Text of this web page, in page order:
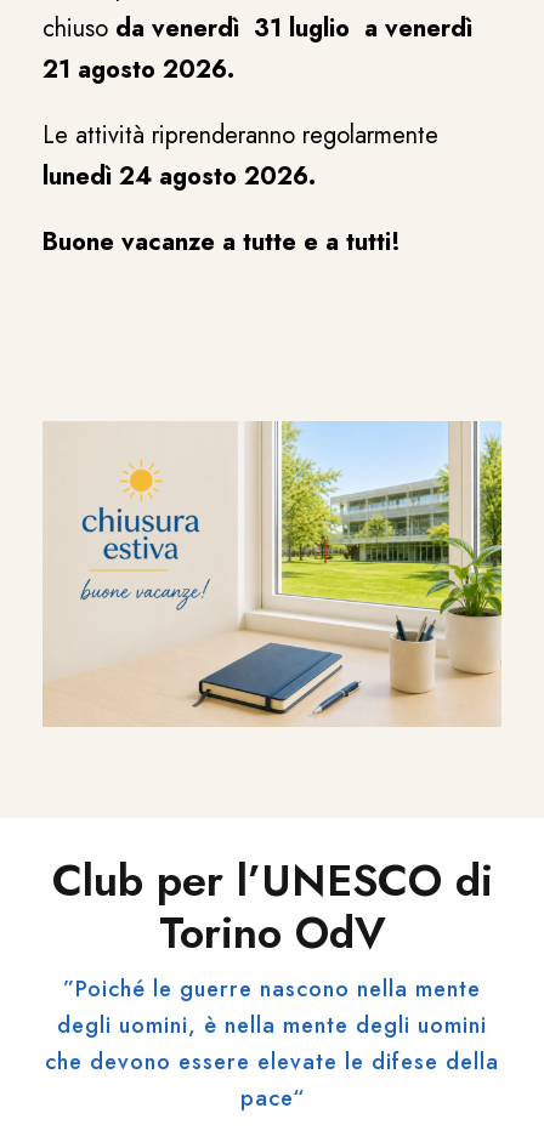
chiuso da venerdì 31 luglio a venerdì
21 agosto 2026.
Le attività riprenderanno regolarmente
lunedì 24 agosto 2026.
Buone vacanze a tutte e a tutti!
Club per l’UNESCO di
Torino OdV
”Poiché le guerre nascono nella mente
degli uomini, è nella mente degli uomini
che devono essere elevate le difese della
pace“